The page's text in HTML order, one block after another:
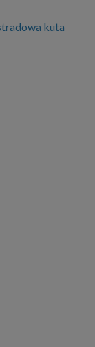
kuta